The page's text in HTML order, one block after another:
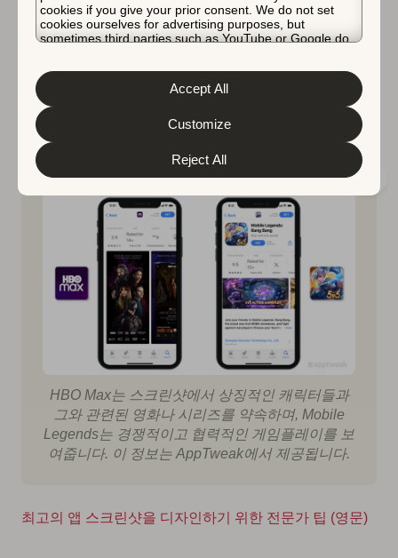
cookies if you give your prior consent. We do not set
cookies ourselves for advertising purposes, but
sometimes third parties such as YouTube or Google do.
about the protection of your personal data and the
different cookies we use, please read our
&
. You can customize your cookie settings
and preferences by clicking the “Customize” button.
Reject All
Customize
Accept All
이 검색 결과에서 두드러지게 나타납니다. 그러나
iOS 15 이후로는 사용자가 이미 다운로드한 앱의 경
지 않습니다.그러나 현재 진행 중인 인앱 이벤트 카
드는 앱을 이미 다운로드 했어도 표시됩니다. 이 덕분
에
는 사용자의 주목을 끌고 앱으로 다시
돌아오도록 유도하는 훌륭한 기회를 제공합니다.
HBO Max는 스크린샷에서 상징적인 캐릭터들과
그와 관련된 영화나 시리즈를 약속하며, Mobile
Legends는 경쟁적이고 협력적인 게임플레이를 보
여줍니다. 이 정보는 AppTweak에서 제공됩니다.
최고의 앱 스크린샷을 디자인하기 위한 전문가 팁 (영문)